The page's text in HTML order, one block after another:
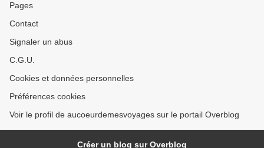
Pages
Contact
Signaler un abus
C.G.U.
Cookies et données personnelles
Préférences cookies
Voir le profil de aucoeurdemesvoyages sur le portail Overblog
Créer un blog sur Overblog